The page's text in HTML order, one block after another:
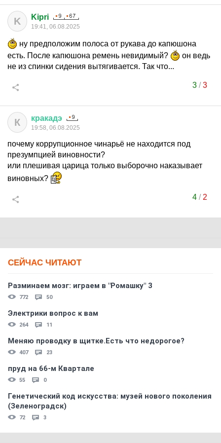
K Kipri
19:41, 06.08.2025
ну предположим полоса от рукава до капюшона
есть. После капюшона ремень невидимый?
он ведь
не из спинки сидения вытягивается. Так что...
3/3
К кракадэ
19:58, 06.08.2025
почему коррупционное чинарьё не находится под
презумпцией виновности?
или плешивая царица только выборочно наказывает
виновных?
4/ 2
СЕЙЧАС ЧИТАЮТ
Разминаем мозг: играем в "Ромашку" 3
772 50
Электрики вопрос к вам
264 11
Меняю проводку в щитке.Есть что недорогое?
407 23
пруд на 66-м Квартале
55 0
Генетический код искусства: музей нового поколения
(Зеленоградск)
72 3